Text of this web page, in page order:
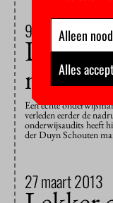
9 april 2013
De
niet van
Een echte
verleden eerder de
onderwijsaudits heeft
der Duyn Schouten
27 maart 2013
Alleen
Alles